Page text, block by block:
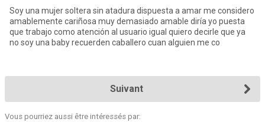
Soy una mujer soltera sin atadura dispuesta a amar me considero
amablemente cariñosa muy demasiado amable diría yo puesta
que trabajo como atención al usuario igual quiero decirle que ya
no soy una baby recuerden caballero cuan alguien me co
Suivant
Vous pourriez aussi être intéressés par: